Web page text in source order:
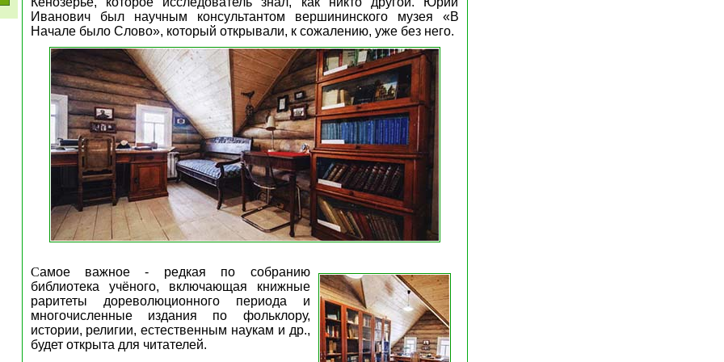
Иванович был научным консультантом вершининского музея «В
Начале было Слово», который открывали, к сожалению, уже без него.
Самое важное - редкая по собранию
библиотека учёного, включающая книжные
раритеты дореволюционного периода и
многочисленные
издания по фольклору,
истории, религии, естественным наукам и др.,
будет открыта для читателей.